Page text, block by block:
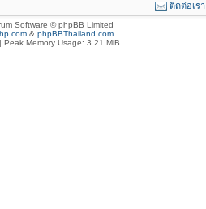
ติดต่อเรา
Software © phpBB Limited
& phpBBThailand.com
| Peak Memory Usage: 3.21 MiB